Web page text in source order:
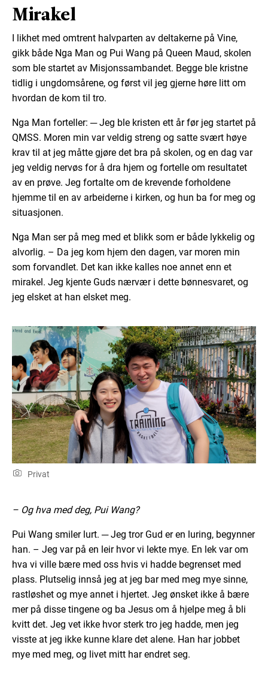
Mirakel
I likhet med omtrent halvparten av deltakerne på Vine,
gikk både Nga Man og Pui Wang på Queen Maud, skolen
som ble startet av Misjonssambandet. Begge ble kristne
tidlig i ungdomsårene, og først vil jeg gjerne høre litt om
hvordan de kom til tro.
Nga Man forteller: ─ Jeg ble kristen ett år før jeg startet på
QMSS. Moren min var veldig streng og satte svært høye
krav til at jeg måtte gjøre det bra på skolen, og en dag var
jeg veldig nervøs for å dra hjem og fortelle om resultatet
av en prøve. Jeg fortalte om de krevende forholdene
hjemme til en av arbeiderne i kirken, og hun ba for meg og
situasjonen.
Nga Man ser på meg med et blikk som er både lykkelig og
alvorlig. – Da jeg kom hjem den dagen, var moren min
som forvandlet. Det kan ikke kalles noe annet enn et
mirakel. Jeg kjente Guds nærvær i dette bønnesvaret, og
jeg elsket at han elsket meg.
Privat
– Og hva med deg, Pui Wang?
Pui Wang smiler lurt. ─ Jeg tror Gud er en luring, begynner
han. – Jeg var på en leir hvor vi lekte mye. En lek var om
hva vi ville bære med oss hvis vi hadde begrenset med
plass. Plutselig innså jeg at jeg bar med meg mye sinne,
rastløshet og mye annet i hjertet. Jeg ønsket ikke å bære
mer på disse tingene og ba Jesus om å hjelpe meg å bli
kvitt det. Jeg vet ikke hvor sterk tro jeg hadde, men jeg
visste at jeg ikke kunne klare det alene. Han har jobbet
mye med meg, og livet mitt har endret seg.